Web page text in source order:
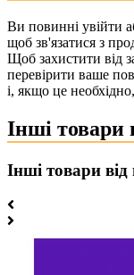
Ви повинні увійти
щоб зв'язатися з
Щоб захистити від
перевірити ваше
і, якщо це
Інші товари
Інші товари